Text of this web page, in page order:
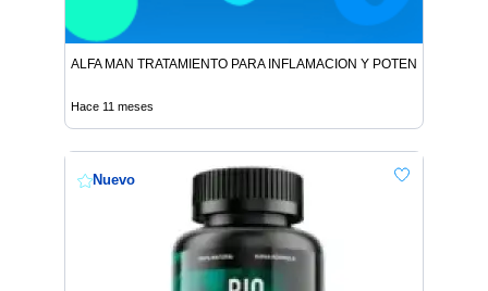
ALFA MAN TRATAMIENTO PARA INFLAMACION Y POTENCIA
Hace 11 meses
Nuevo